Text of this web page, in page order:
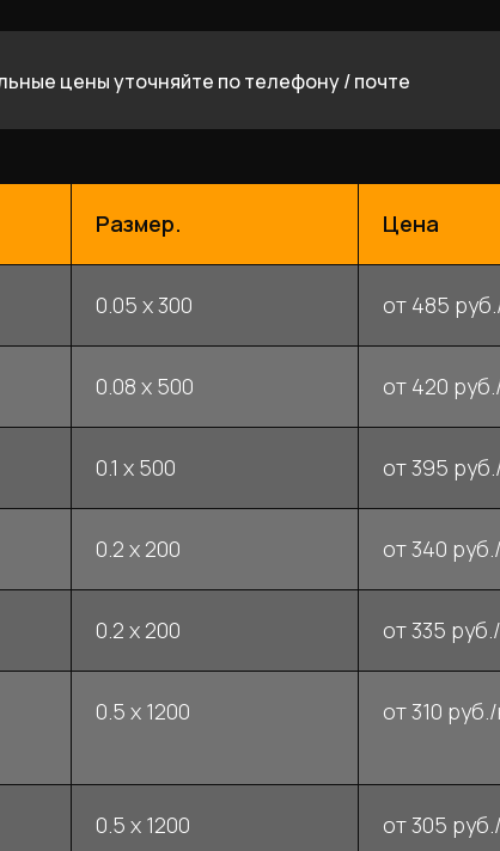
цены уточняйте по телефону / почте
Размер. Цена
0.05 x 300 от 485
0.08 x 500 от 420
0.1 x 500 от 395
0.2 x 200 от 340
0.2 x 200 от 335
0.5 x 1200 от 310 руб./
0.5 x 1200 от 305